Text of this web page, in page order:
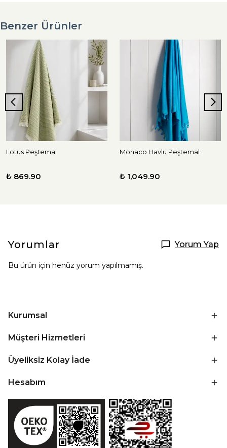
Benzer Ürünler
Lotus Peştemal
₺ 869.90
Monaco Havlu Peştemal
₺ 1,049.90
Yorumlar Yorum Yap
Bu ürün için henüz yorum yapılmamış.
Kurumsal
Müşteri Hizmetleri
Üyeliksiz Kolay İade
Hesabım